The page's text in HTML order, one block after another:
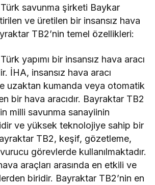
savunma şirketi Baykar
ve üretilen bir insansız hava
TB2’nin temel özellikleri:
yapımı bir insansız hava aracı
İHA, insansız hava aracı
uzaktan kumanda veya otomatik
bir hava aracıdır. Bayraktar TB2
milli savunma sanayiinin
ve yüksek teknolojiye sahip bir
TB2, keşif, gözetleme,
görevlerde kullanılmaktadır.
araçları arasında en etkili ve
biridir. Bayraktar TB2’nin en